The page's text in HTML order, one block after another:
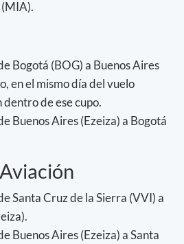
Bogotá (BOG) a Buenos Aires
en el mismo día del vuelo
de ese cupo.
Buenos Aires (Ezeiza) a Bogotá
Santa Cruz de la Sierra (VVI) a
Buenos Aires (Ezeiza) a Santa